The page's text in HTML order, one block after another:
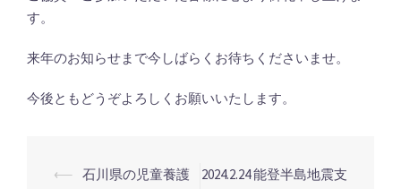
す。
来年のお知らせまで今しばらくお待ちくださいませ。
今後ともどうぞよろしくお願いいたします。
投
⟵ 石川県の児童養護
2024.2.24 能登半島地震支